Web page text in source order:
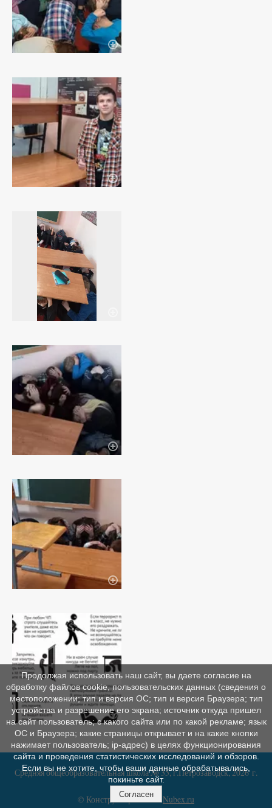
Средняя общеобразовательная школа № 35, г.Петрозаводск, 2026 г.
© Конструктор сайтовNubex.ru
Продолжая использовать наш сайт, вы даете согласие на
обработку файлов cookie, пользовательских данных (сведения о
местоположении; тип и версия ОС; тип и версия Браузера; тип
устройства и разрешение его экрана; источник откуда пришел
на сайт пользователь; с какого сайта или по какой рекламе; язык
ОС и Браузера; какие страницы открывает и на какие кнопки
нажимает пользователь; ip-адрес) в целях функционирования
сайта и проведения статистических исследований и обзоров.
Если вы не хотите, чтобы ваши данные обрабатывались,
покиньте сайт.
Согласен